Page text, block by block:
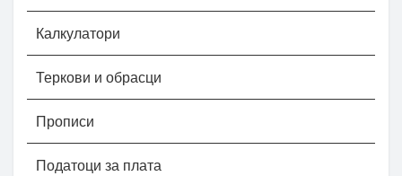
Калкулатори
Теркови и обрасци
Прописи
Податоци за плата